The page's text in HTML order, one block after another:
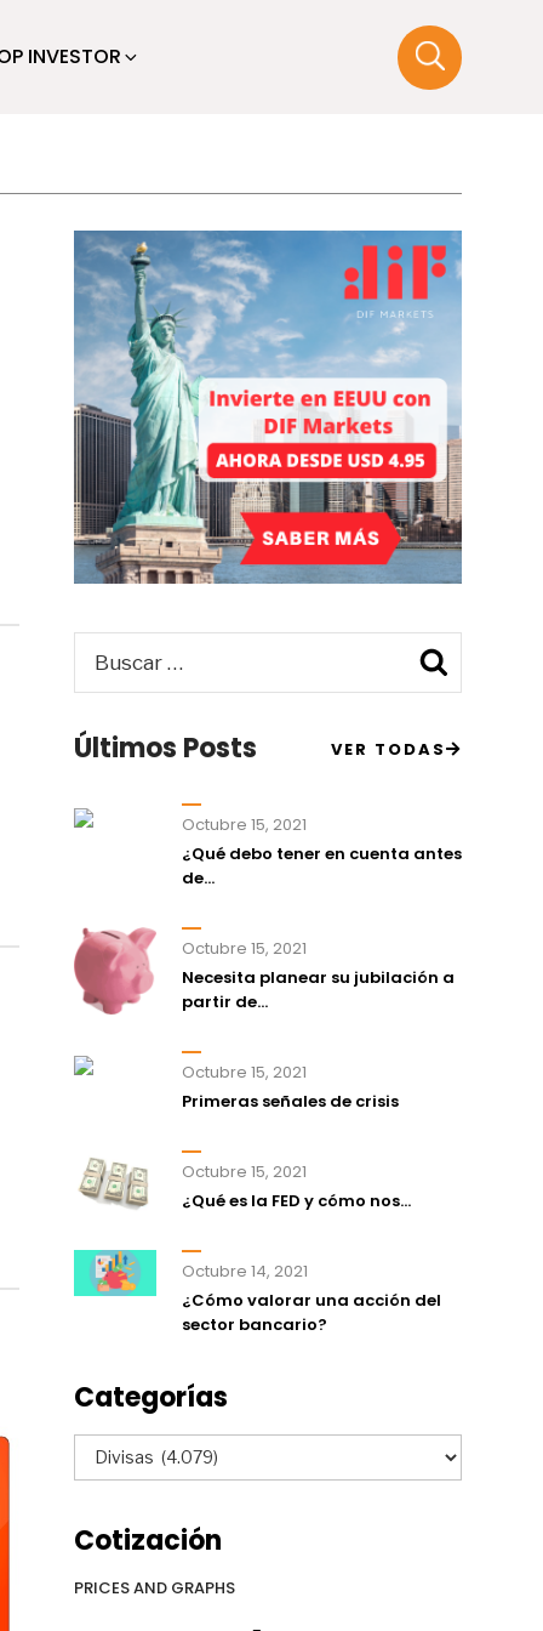
INVESTOR
por:
Últimos Posts VER TODAS
Octubre 15, 2021
¿Qué debo tener en cuenta antes
de...
Octubre 15, 2021
Necesita planear su jubilación a
partir de...
Octubre 15, 2021
Primeras señales de crisis
Octubre 15, 2021
¿Qué es la FED y cómo nos...
Octubre 14, 2021
¿Cómo valorar una acción del
sector bancario?
Categorías
Categorías
Cotización
PRICES AND GRAPHS